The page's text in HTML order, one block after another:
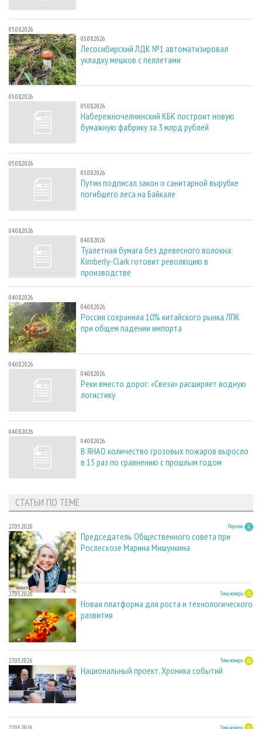
05.08.2026
05.08.2026
Лесосибирский ЛДК №1 автоматизировал
укладку мешков с пеллетами
05.08.2026
05.08.2026
Набережночелнинский КБК построит новую
бумажную фабрику за 3 млрд рублей
05.08.2026
05.08.2026
Путин подписал закон о санитарной вырубке
погибшего леса на Байкале
04.08.2026
04.08.2026
Туалетная бумага без древесного волокна:
Kimberly-Clark готовит революцию в
производстве
04.08.2026
04.08.2026
Россия сохранила 10% китайского рынка ЛПК
при общем падении импорта
04.08.2026
04.08.2026
Реки вместо дорог: «Свеза» расширяет водную
логистику
04.08.2026
04.08.2026
В ЯНАО количество грозовых пожаров выросло
в 15 раз по сравнению с прошлым годом
СТАТЬИ ПО ТЕМЕ
27.05.2026 Персона
Председатель Общественного совета при
Рослесхозе Марина Мишункина
27.05.2026 Тема номера
Новая платформа для роста и технологического
развития
27.05.2026 Тема номера
Национальный проект. Хроника событий
Тема номера